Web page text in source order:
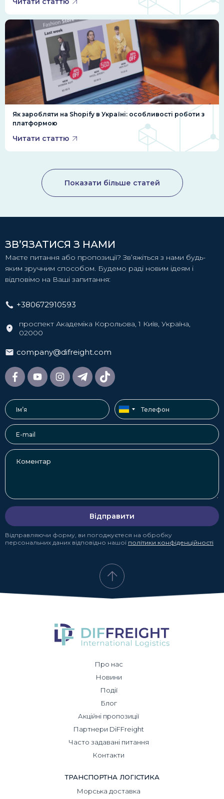
Як заробляти на Shopify в Україні: особливості роботи з
платформою
Читати статтю
Показати більше статей
ЗВ’ЯЗАТИСЯ З НАМИ
Маєте питання або пропозиції? Зв’яжіться з нами будь-
яким зручним способом. Будемо раді новим ідеям і
відповімо на Ваші запитання:
+380672910593
проспект Академіка Корольова, 1 Київ, Україна,
02000
company@difreight.com
Відправити
Відправляючи форму, ви погоджуєтеся на обробку
персональних даних відповідно нашої політики конфіденційності
Про нас
Новини
Події
Блог
Акційні пропозиції
Партнери DiFFreight
Часто задавані питання
Контакти
ТРАНСПОРТНА ЛОГІСТИКА
Морська доставка